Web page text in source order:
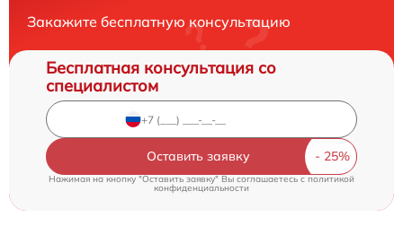
Закажите бесплатную консультацию
Бесплатная консультация со
специалистом
Оставить заявку
Нажимая на кнопку "Оставить заявку" Вы соглашаетесь cполитикой
конфиденциальности